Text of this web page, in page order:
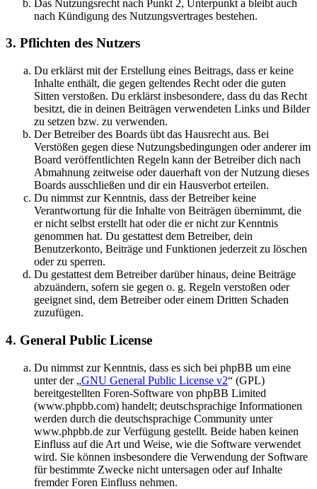
Das Nutzungsrecht nach Punkt 2, Unterpunkt a bleibt auch
nach Kündigung des Nutzungsvertrages bestehen.
3. Pflichten des Nutzers
Du erklärst mit der Erstellung eines Beitrags, dass er keine
Inhalte enthält, die gegen geltendes Recht oder die guten
Sitten verstoßen. Du erklärst insbesondere, dass du das Recht
besitzt, die in deinen Beiträgen verwendeten Links und Bilder
zu setzen bzw. zu verwenden.
Der Betreiber des Boards übt das Hausrecht aus. Bei
Verstößen gegen diese Nutzungsbedingungen oder anderer im
Board veröffentlichten Regeln kann der Betreiber dich nach
Abmahnung zeitweise oder dauerhaft von der Nutzung dieses
Boards ausschließen und dir ein Hausverbot erteilen.
Du nimmst zur Kenntnis, dass der Betreiber keine
Verantwortung für die Inhalte von Beiträgen übernimmt, die
er nicht selbst erstellt hat oder die er nicht zur Kenntnis
genommen hat. Du gestattest dem Betreiber, dein
Benutzerkonto, Beiträge und Funktionen jederzeit zu löschen
oder zu sperren.
Du gestattest dem Betreiber darüber hinaus, deine Beiträge
abzuändern, sofern sie gegen o. g. Regeln verstoßen oder
geeignet sind, dem Betreiber oder einem Dritten Schaden
zuzufügen.
4. General Public License
Du nimmst zur Kenntnis, dass es sich bei phpBB um eine
unter der „GNU General Public License v2“ (GPL)
bereitgestellten Foren-Software von phpBB Limited
(www.phpbb.com) handelt; deutschsprachige Informationen
werden durch die deutschsprachige Community unter
www.phpbb.de zur Verfügung gestellt. Beide haben keinen
Einfluss auf die Art und Weise, wie die Software verwendet
wird. Sie können insbesondere die Verwendung der Software
für bestimmte Zwecke nicht untersagen oder auf Inhalte
fremder Foren Einfluss nehmen.